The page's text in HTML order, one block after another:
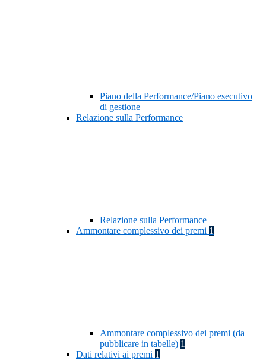
Piano della Performance/Piano esecutivo
di gestione
Relazione sulla Performance
Relazione sulla Performance
Ammontare complessivo dei premi 1
Ammontare complessivo dei premi (da
pubblicare in tabelle) 1
Dati relativi ai premi 1